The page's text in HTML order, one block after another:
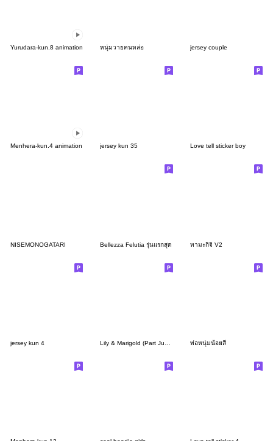
Yurudara-kun.8 animation หนุ่มวายคนหล่อ jersey couple
Menhera-kun.4 animation jersey kun 35 Love tell sticker boy
NISEMONOGATARI Bellezza Felutia รุ่นแรกสุด ทามะกิจิ V2
jersey kun 4 พ่อหนุ่มน้อยสี